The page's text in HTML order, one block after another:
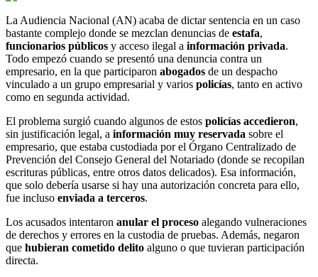
La Audiencia Nacional (AN) acaba de dictar sentencia en un caso
bastante complejo donde se mezclan denuncias de estafa,
funcionarios públicos y acceso ilegal a información privada.
Todo empezó cuando se presentó una denuncia contra un
empresario, en la que participaron abogados de un despacho
vinculado a un grupo empresarial y varios policías, tanto en activo
como en segunda actividad.
El problema surgió cuando algunos de estos policías accedieron,
sin justificación legal, a información muy reservada sobre el
empresario, que estaba custodiada por el Órgano Centralizado de
Prevención del Consejo General del Notariado (donde se recopilan
escrituras públicas, entre otros datos delicados). Esa información,
que solo debería usarse si hay una autorización concreta para ello,
fue incluso enviada a terceros.
Los acusados intentaron anular el proceso alegando vulneraciones
de derechos y errores en la custodia de pruebas. Además, negaron
que hubieran cometido delito alguno o que tuvieran participación
directa.